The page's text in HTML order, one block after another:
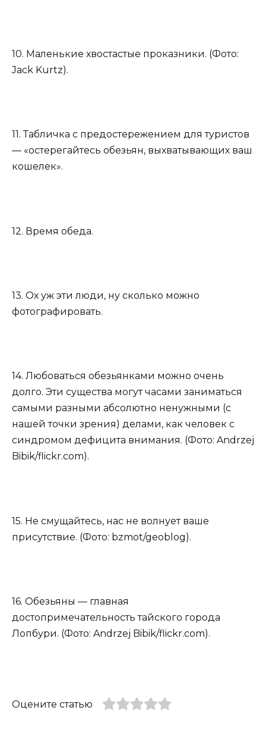
10. Маленькие хвостастые проказники. (Фото:
Jack Kurtz).
11. Табличка с предостережением для туристов
— «остерегайтесь обезьян, выхватывающих ваш
кошелек».
12. Время обеда.
13. Ох уж эти люди, ну сколько можно
фотографировать.
14. Любоваться обезьянками можно очень
долго. Эти существа могут часами заниматься
самыми разными абсолютно ненужными (с
нашей точки зрения) делами, как человек с
синдромом дефицита внимания. (Фото: Andrzej
Bibik/flickr.com).
15. Не смущайтесь, нас не волнует ваше
присутствие. (Фото: bzmot/geoblog).
16. Обезьяны — главная
достопримечательность тайского города
Лопбури. (Фото: Andrzej Bibik/flickr.com).
Оцените статью